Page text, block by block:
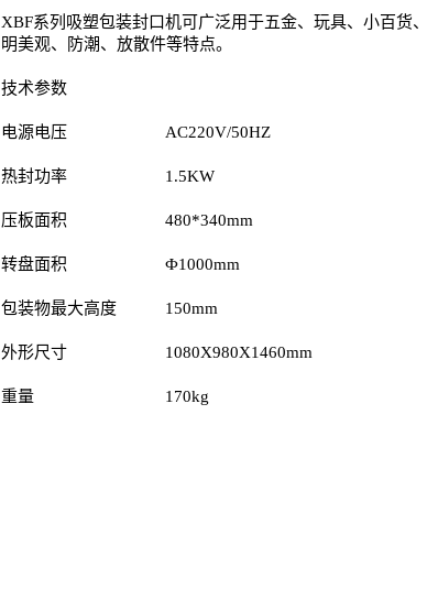
XBF系列吸塑包装封口机可广泛用于五金、玩具、小百货
明美观、防潮、放散件等特点。
技术参数
电源电压 AC220V/50HZ
热封功率 1.5KW
压板面积 480*340mm
转盘面积 Ф1000mm
包装物最大高度 150mm
外形尺寸 1080X980X1460mm
重量 170kg